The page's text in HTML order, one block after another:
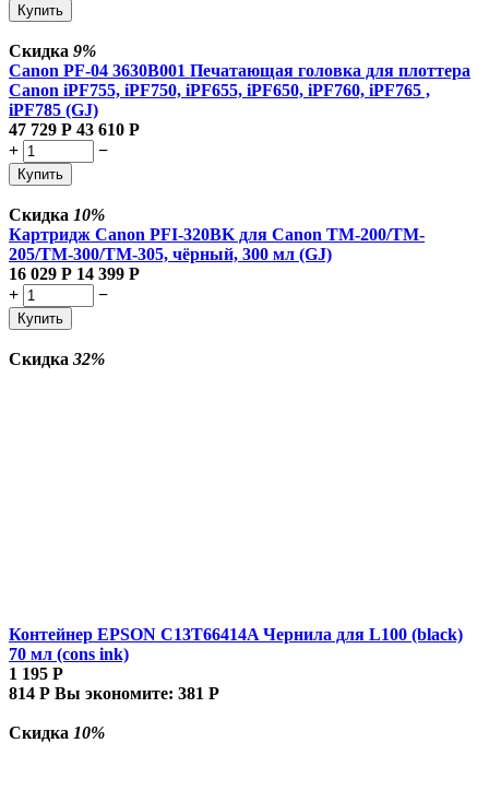
Купить
Скидка 9%
Canon PF-04 3630B001 Печатающая головка для плоттера
Canon iPF755, iPF750, iPF655, iPF650, iPF760, iPF765 ,
iPF785 (GJ)
47 729 Р 43 610 Р
+
−
Купить
Скидка 10%
Картридж Canon PFI-320BK для Canon TM-200/TM-
205/TM-300/TM-305, чёрный, 300 мл (GJ)
16 029 Р 14 399 Р
+
−
Купить
Скидка 32%
Контейнер EPSON C13T66414A Чернила для L100 (black)
70 мл (cons ink)
1 195 Р
814 Р Вы экономите: 381 Р
Скидка 10%